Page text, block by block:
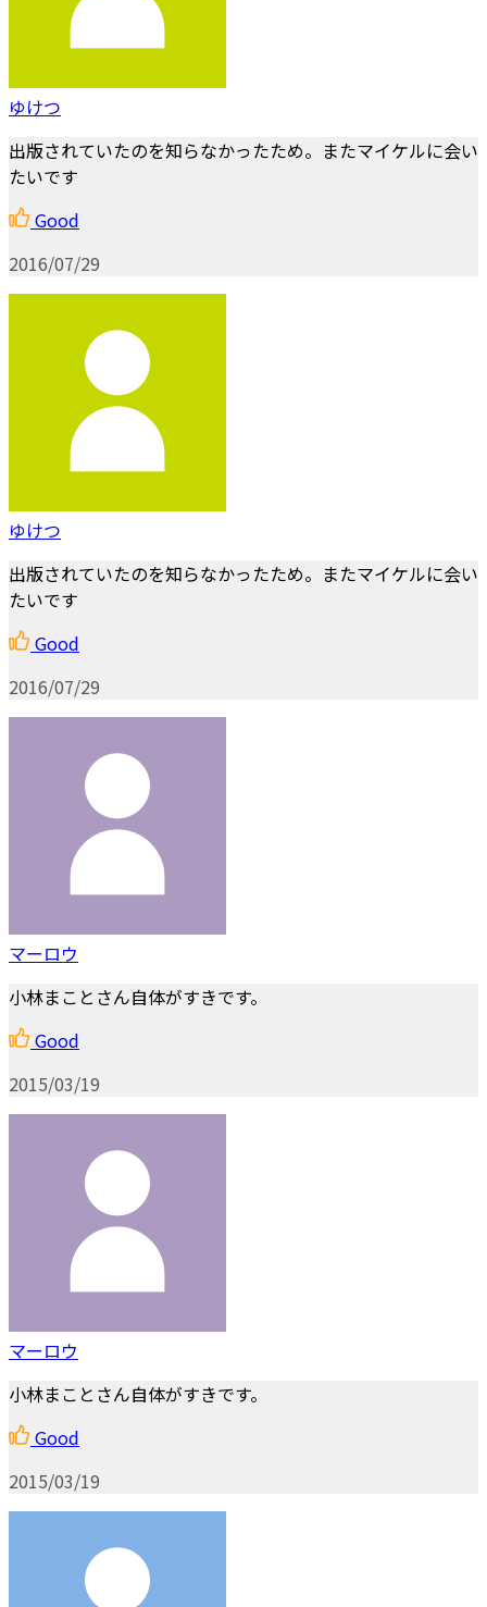
ゆけつ
出版されていたのを知らなかったため。またマイケルに会い
たいです
Good
2016/07/29
ゆけつ
出版されていたのを知らなかったため。またマイケルに会い
たいです
Good
2016/07/29
マーロウ
小林まことさん自体がすきです。
Good
2015/03/19
マーロウ
小林まことさん自体がすきです。
Good
2015/03/19